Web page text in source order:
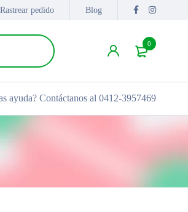
Rastrear pedido Blog
0
ayuda? Contáctanos al 0412-3957469